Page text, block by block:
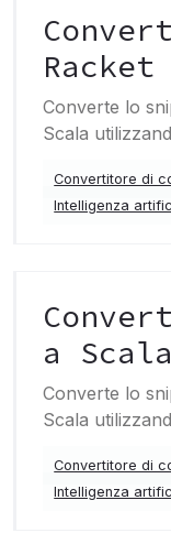
Converte lo
Scala
Convertitore di
Intelligenza
a Scala
Converte lo
Scala
Convertitore di
Intelligenza